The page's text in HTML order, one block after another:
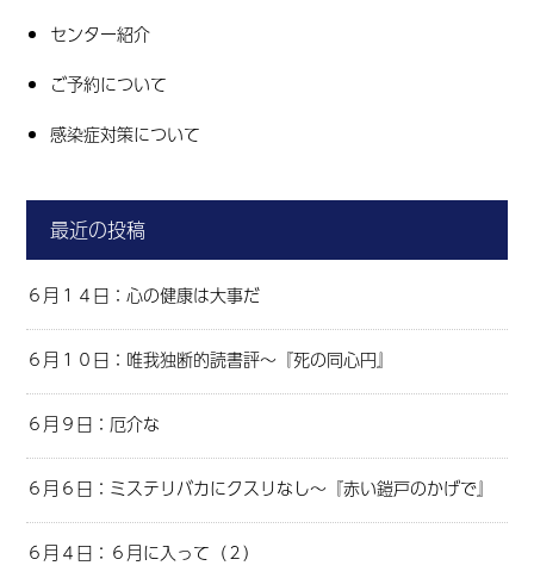
センター紹介
ご予約について
感染症対策について
最近の投稿
６月１４日：心の健康は大事だ
６月１０日：唯我独断的読書評～『死の同心円』
６月９日：厄介な
６月６日：ミステリバカにクスリなし～『赤い鎧戸のかげで』
６月４日：６月に入って（２）